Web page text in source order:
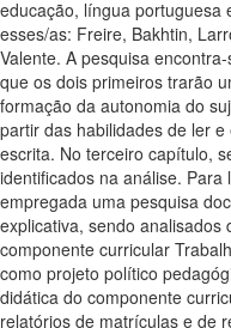
educação, língua portuguesa
esses/as: Freire, Bakhtin,
Valente. A pesquisa
que os dois primeiros trarão
formação da autonomia do
partir das habilidades de ler
escrita. No terceiro capítulo,
identificados na análise.
empregada uma pesquisa
explicativa, sendo
componente curricular
como projeto político
didática do componente
relatórios de matrículas e de